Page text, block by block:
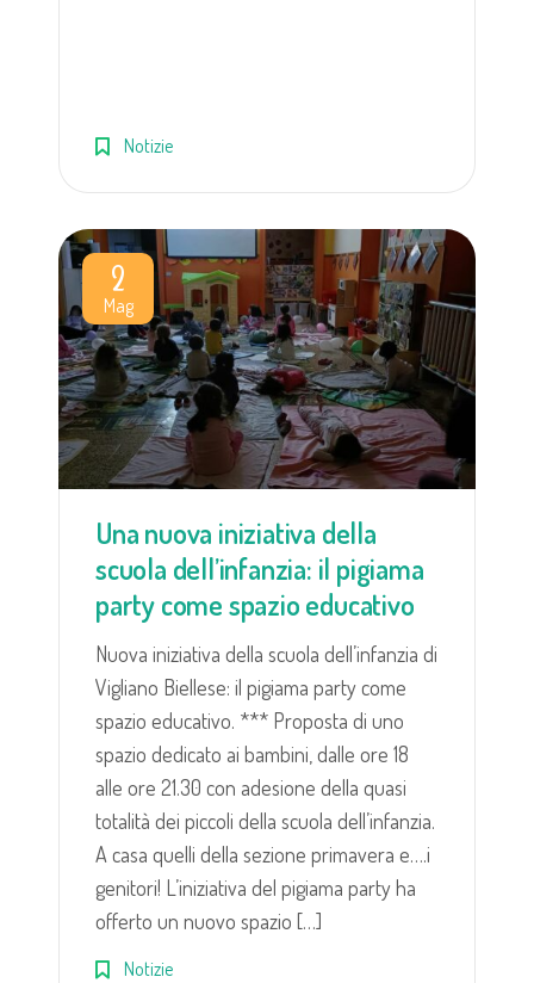
Notizie
2
Mag
Una nuova iniziativa della
scuola dell’infanzia: il pigiama
party come spazio educativo
Nuova iniziativa della scuola dell’infanzia di
Vigliano Biellese: il pigiama party come
spazio educativo. *** Proposta di uno
spazio dedicato ai bambini, dalle ore 18
alle ore 21.30 con adesione della quasi
totalità dei piccoli della scuola dell’infanzia.
A casa quelli della sezione primavera e….i
genitori! L’iniziativa del pigiama party ha
offerto un nuovo spazio […]
Notizie